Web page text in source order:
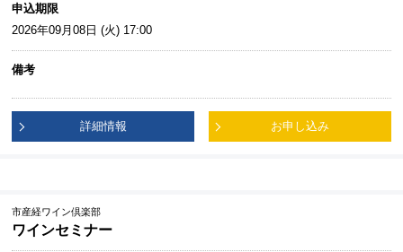
申込期限
2026年09月08日 (火) 17:00
備考
詳細情報 お申し込み
市産経ワイン倶楽部
ワインセミナー